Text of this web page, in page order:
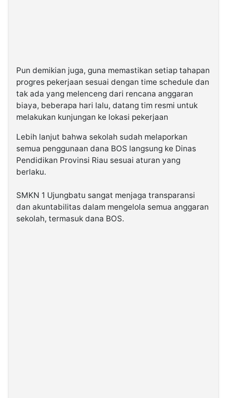
Pun demikian juga, guna memastikan setiap tahapan
progres pekerjaan sesuai dengan time schedule dan
tak ada yang melenceng dari rencana anggaran
biaya, beberapa hari lalu, datang tim resmi untuk
melakukan kunjungan ke lokasi pekerjaan
Lebih lanjut bahwa sekolah sudah melaporkan
semua penggunaan dana BOS langsung ke Dinas
Pendidikan Provinsi Riau sesuai aturan yang
berlaku.
SMKN 1 Ujungbatu sangat menjaga transparansi
dan akuntabilitas dalam mengelola semua anggaran
sekolah, termasuk dana BOS.